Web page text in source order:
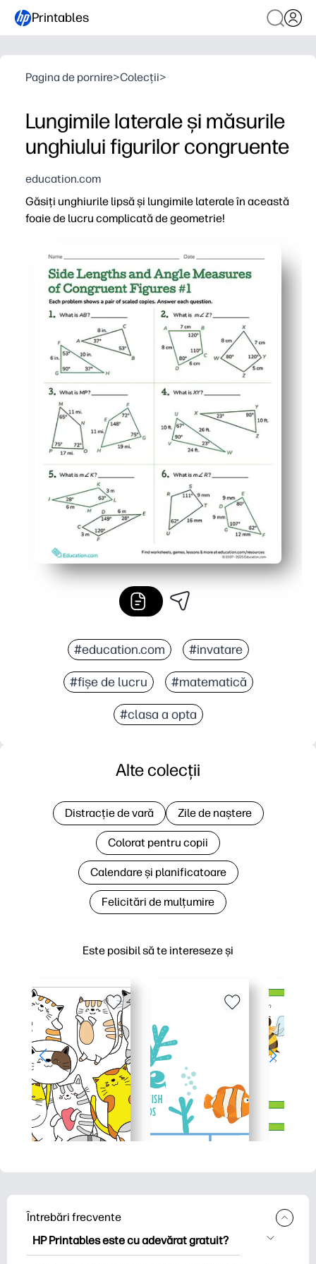
Printables
Pagina de pornire>Colecții>
Lungimile laterale și măsurile
unghiului figurilor congruente
education.com
Găsiți unghiurile lipsă și lungimile laterale în această
foaie de lucru complicată de geometrie!
Comoditate de imprimare și utilizare - aveți o practică
Imaginile captivante ale formelor congruente îi ajută
Construiește raționamentul și vocabularul
Versatil pentru clasă, grupuri mici, teme sau revizuire
#education.com #invatare
#fișe de lucru #matematică
#clasa a opta
Este posibil să te intereseze și
Alte colecții
Distracție de vară Zile de naștere
Colorat pentru copii
Calendare și planificatoare
Felicitări de mulțumire
Întrebări frecvente
HP Printables este cu adevărat gratuit?